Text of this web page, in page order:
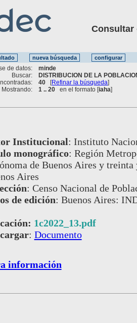
Consultar
de datos:
minde
Buscar:
DISTRIBUCION DE LA
40 [Refinar la búsqueda]
Mostrando:
1 .. 20 en el formato [iaha]
Institucional: Instituto
monográfico: Región
de Buenos Aires y
Aires
: Censo Nacional de
de edición: Buenos Aires:
1c2022_13.pdf
: Documento
información